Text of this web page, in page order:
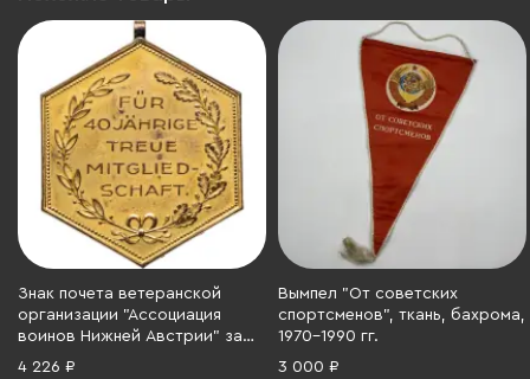
Знак почета ветеранской
организации "Ассоциация
воинов Нижней Австрии" за
40 лет верной службы,
4 226 ₽
Вымпел "От советских
спортсменов", ткань, бахрома,
1970-1990 гг.
3 000 ₽